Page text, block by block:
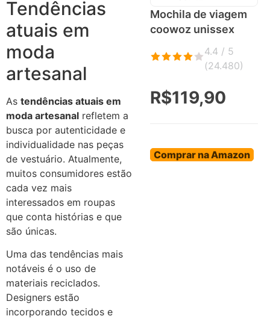
Tendências
atuais em
moda
artesanal
As tendências atuais em
moda artesanal refletem a
busca por autenticidade e
individualidade nas peças
de vestuário. Atualmente,
muitos consumidores estão
cada vez mais
interessados em roupas
que conta histórias e que
são únicas.
Uma das tendências mais
notáveis é o uso de
materiais reciclados.
Designers estão
incorporando tecidos e
Mochila de viagem
coowoz unissex
4.4 / 5
(24.480)
R$119,90
Comprar na Amazon